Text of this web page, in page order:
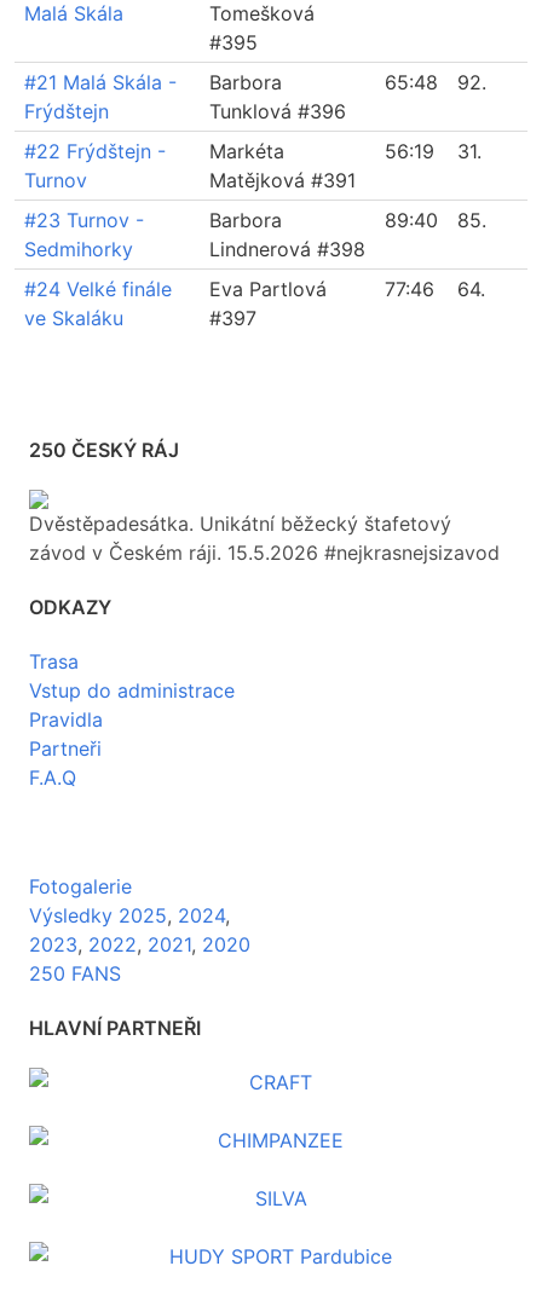
Malá Skála
Tomešková
#395
#21 Malá Skála -
Frýdštejn
Barbora
Tunklová #396
65:48 92.
#22 Frýdštejn -
Turnov
Markéta
Matějková #391
56:19 31.
#23 Turnov -
Sedmihorky
Barbora
Lindnerová #398
89:40 85.
#24 Velké finále
ve Skaláku
Eva Partlová
#397
77:46 64.
250 ČESKÝ RÁJ
Dvěstěpadesátka. Unikátní běžecký štafetový
závod v Českém ráji. 15.5.2026 #nejkrasnejsizavod
ODKAZY
Trasa
Vstup do administrace
Pravidla
Partneři
F.A.Q
Fotogalerie
Výsledky 2025, 2024,
2023, 2022, 2021, 2020
250 FANS
HLAVNÍ PARTNEŘI